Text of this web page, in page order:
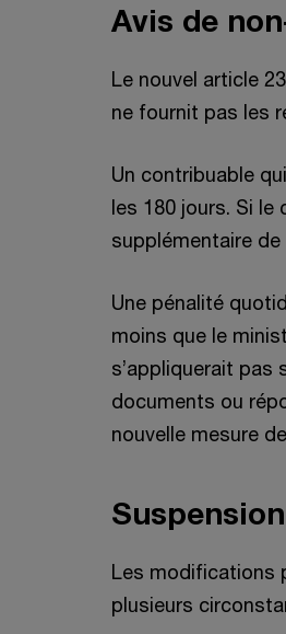
Avis de
Le nouvel article
ne fournit pas les
Un contribuable
les 180 jours. Si le
supplémentaire de
Une pénalité
moins que le
s’appliquerait pas
documents ou
nouvelle mesure
Les modifications
plusieurs